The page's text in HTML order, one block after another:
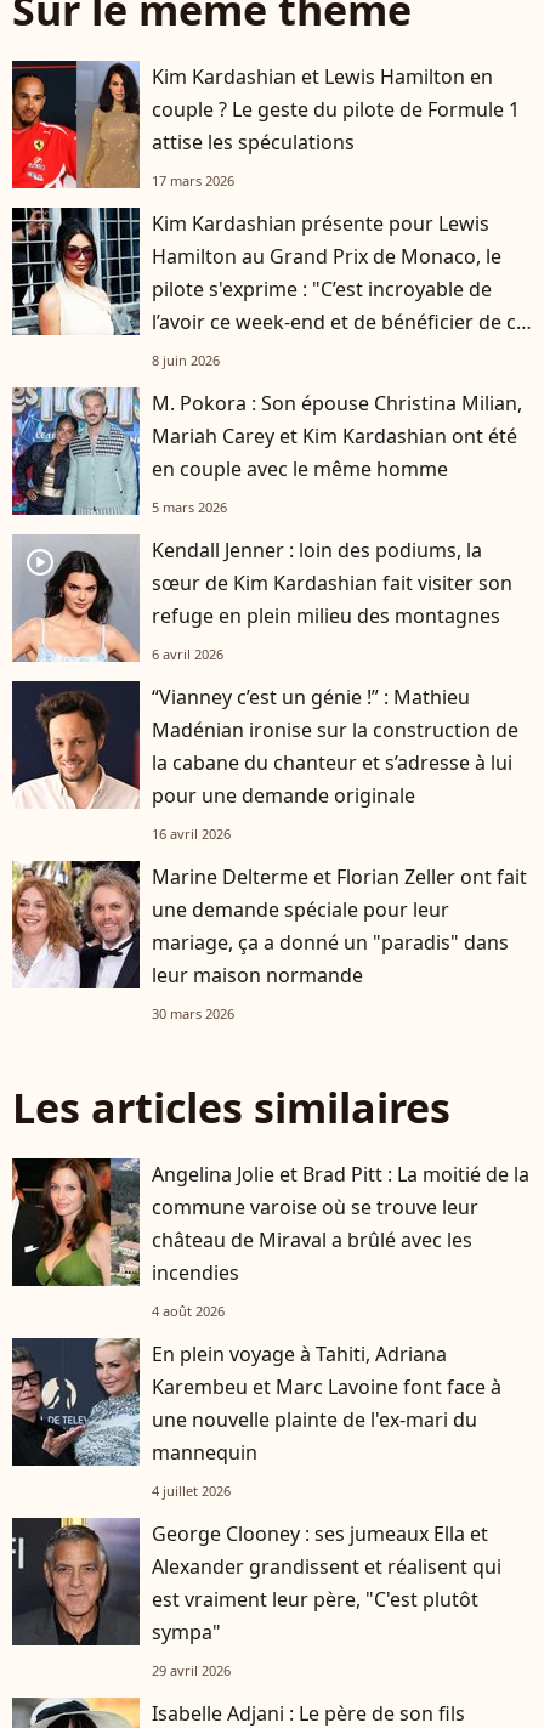
Kim Kardashian et Lewis Hamilton en
couple ? Le geste du pilote de Formule 1
attise les spéculations
17 mars 2026
Kim Kardashian présente pour Lewis
Hamilton au Grand Prix de Monaco, le
pilote s'exprime : "C’est incroyable de
l’avoir ce week-end et de bénéficier de ce
soutien"
8 juin 2026
M. Pokora : Son épouse Christina Milian,
Mariah Carey et Kim Kardashian ont été
en couple avec le même homme
5 mars 2026
player2
Kendall Jenner : loin des podiums, la
sœur de Kim Kardashian fait visiter son
refuge en plein milieu des montagnes
6 avril 2026
“Vianney c’est un génie !” : Mathieu
Madénian ironise sur la construction de
la cabane du chanteur et s’adresse à lui
pour une demande originale
16 avril 2026
Marine Delterme et Florian Zeller ont fait
une demande spéciale pour leur
mariage, ça a donné un "paradis" dans
leur maison normande
30 mars 2026
Les articles similaires
Angelina Jolie et Brad Pitt : La moitié de la
commune varoise où se trouve leur
château de Miraval a brûlé avec les
incendies
4 août 2026
En plein voyage à Tahiti, Adriana
Karembeu et Marc Lavoine font face à
une nouvelle plainte de l'ex-mari du
mannequin
4 juillet 2026
George Clooney : ses jumeaux Ella et
Alexander grandissent et réalisent qui
est vraiment leur père, "C'est plutôt
sympa"
29 avril 2026
Isabelle Adjani : Le père de son fils